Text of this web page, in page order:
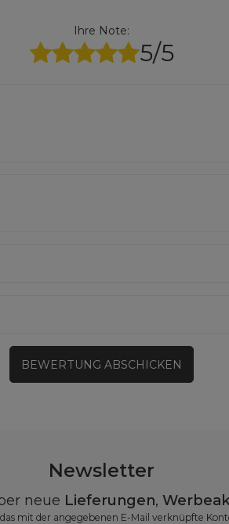
Ihre Note:
5/5
BEWERTUNG ABSCHICKEN
Newsletter
neue Lieferungen,
mit der angegebenen E-Mail verknüpfte